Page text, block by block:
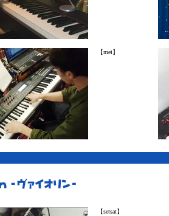
【mei】
【setsat】